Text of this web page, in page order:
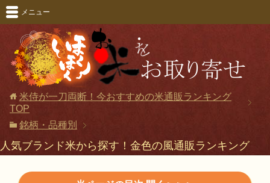
メニュー
米侍が一刀両断！今おすすめの米通販ランキング
TOP
銘柄・品種別
人気ブランド米から探す！金色の風通販ランキング